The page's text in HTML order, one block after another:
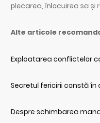
plecarea, înlocuirea sa și
Alte articole
Exploatarea conflictelor
Secretul fericirii constă
Despre schimbarea